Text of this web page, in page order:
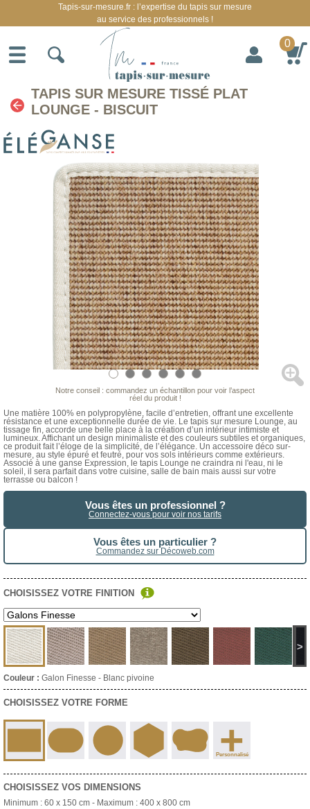
TAPIS SUR MESURE TISSÉ PLAT
LOUNGE - BISCUIT
Notre conseil : commandez un échantillon pour voir l’aspect
réel du produit !
Une matière 100% en polypropylène, facile d’entretien, offrant une excellente
résistance et une exceptionnelle durée de vie. Le tapis sur mesure Lounge, au
tissage fin, accorde une belle place à la création d’un intérieur intimiste et
lumineux. Affichant un design minimaliste et des couleurs subtiles et organiques,
ce produit fait l’éloge de la simplicité, de l’élégance. Un accessoire déco sur-
mesure, au style épuré et feutré, pour vos sols intérieurs comme extérieurs.
Associé à une ganse Expression, le tapis Lounge ne craindra ni l'eau, ni le
soleil, il sera parfait dans votre cuisine, salle de bain mais aussi sur votre
terrasse ou balcon !
Vous êtes un professionnel ?
Connectez-vous pour voir nos tarifs
Vous êtes un particulier ?
Commandez sur Décoweb.com
CHOISISSEZ VOTRE FINITION
>
Couleur : Galon Finesse - Blanc pivoine
CHOISISSEZ VOTRE FORME
+
Personnalisé
CHOISISSEZ VOS DIMENSIONS
Minimum : 60 x 150 cm - Maximum : 400 x 800 cm
Tapis-sur-mesure.fr : l’expertise du tapis sur mesure
au service des professionnels !
0